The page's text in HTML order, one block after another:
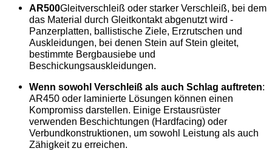
AR500Gleitverschleiß oder starker Verschleiß, bei dem
das Material durch Gleitkontakt abgenutzt wird -
Panzerplatten, ballistische Ziele, Erzrutschen und
Auskleidungen, bei denen Stein auf Stein gleitet,
bestimmte Bergbausiebe und
Beschickungsauskleidungen.
Wenn sowohl Verschleiß als auch Schlag auftreten:
AR450 oder laminierte Lösungen können einen
Kompromiss darstellen. Einige Erstausrüster
verwenden Beschichtungen (Hardfacing) oder
Verbundkonstruktionen, um sowohl Leistung als auch
Zähigkeit zu erreichen.